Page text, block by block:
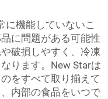
に機能していないこ
に問題がある可能性
破損しやすく、冷凍
ります。New Starは
をすべて取り揃えて
内部の食品をいつで